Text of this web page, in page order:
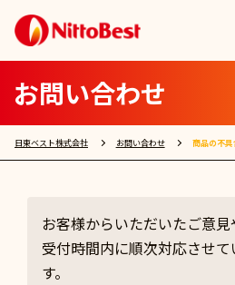
お問い合わせ
日東ベスト株式会社 お問い合わせ 商品の不
お客様からいただいたご意
受付時間内に順次対応させ
す。